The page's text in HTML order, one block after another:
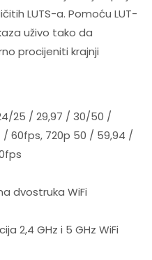
LUTS-a. Pomoću LUT-
uživo tako da
procijeniti krajnji
25 / 29,97 / 30/50 /
/ 60fps, 720p 50 / 59,94 /
dvostruka WiFi
2,4 GHz i 5 GHz WiFi